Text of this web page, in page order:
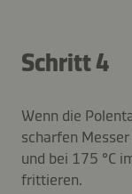
Schritt 4
Wenn die
scharfen
und bei 175 °C
frittieren.